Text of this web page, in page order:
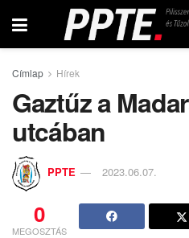
Címlap Hírek
Gaztűz a
utcában
PPTE 2023.06.07.
0
MEGOSZTÁS